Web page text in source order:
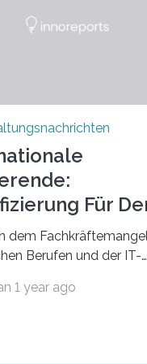
Für
dem
Berufen und der IT-
internationale
1 year ago